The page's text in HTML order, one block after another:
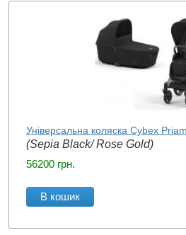
Універсальна коляска Cybex Priam
(Sepia Black/ Rose Gold)
56200 грн.
В кошик